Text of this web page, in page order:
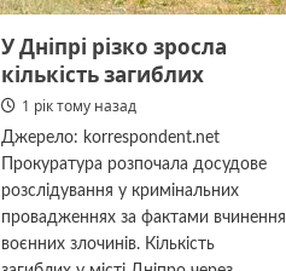
У Дніпрі різко зросла
кількість загиблих
1 рік тому назад
Джерело: korrespondent.net
Прокуратура розпочала досудове
розслідування у кримінальних
провадженнях за фактами вчинення
воєнних злочинів. Кількість